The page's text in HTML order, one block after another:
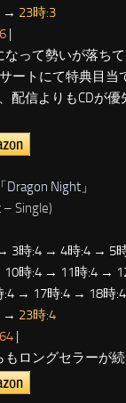
→ 23時:3
|
なって勢いが落ち
サートにて特典目当
配信よりもCDが
Dragon Night 」
Single)
3時:4 → 4時:4 → 5
時:4 → 11時:4 →
:4 → 17時:4 → 18時
→ 23時:4
|
ロングセラーが続